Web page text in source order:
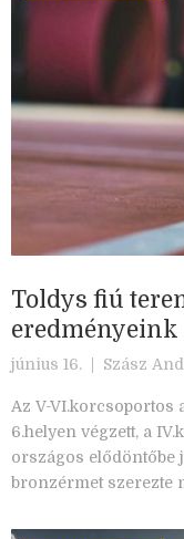
Toldys fiú
eredményeink
június 16. | Szász
Az V-VI.korcsoportos
6.helyen végzett, a
országos elődöntőbe
bronzérmet szerezte